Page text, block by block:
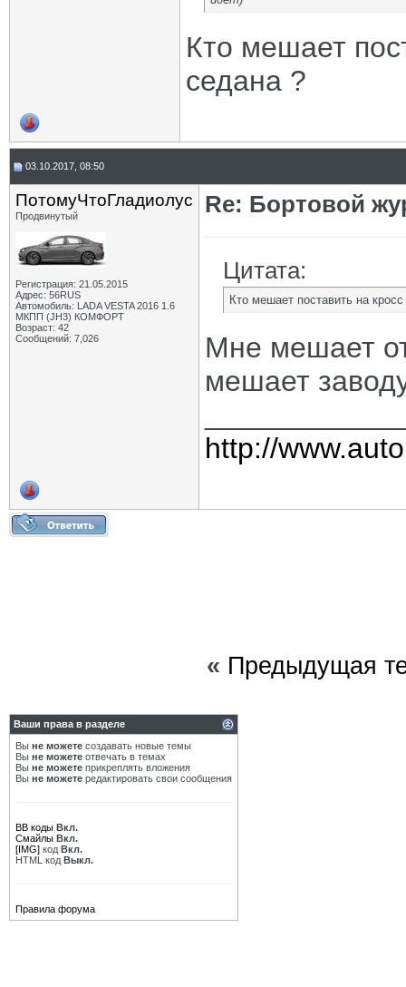
Кто мешает
седана ?
03.10.2017, 08:50
ПотомуЧтоГладиолус
Продвинутый
Регистрация: 21.05.2015
Адрес: 56RUS
Автомобиль: LADA VESTA 2016 1.6
МКПП (JH3) КОМФОРТ
Возраст: 42
Сообщений: 7,026
Re: Бортовой
Цитата:
Кто мешает поставить на
Мне мешает
мешает
http://
« Предыдущая
Ваши права в разделе
Вы не можете создавать новые темы
Вы не можете отвечать в темах
Вы не можете прикреплять вложения
Вы не можете редактировать свои сообщения
BB коды Вкл.
Смайлы Вкл.
[IMG] код Вкл.
HTML код Выкл.
Правила форума